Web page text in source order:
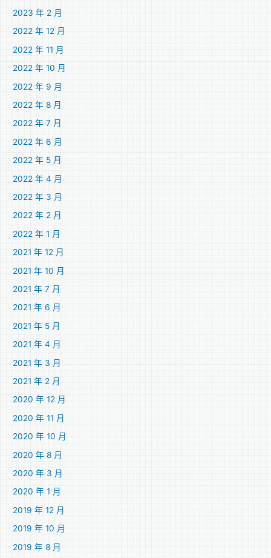
2023 年 2 月
2022 年 12 月
2022 年 11 月
2022 年 10 月
2022 年 9 月
2022 年 8 月
2022 年 7 月
2022 年 6 月
2022 年 5 月
2022 年 4 月
2022 年 3 月
2022 年 2 月
2022 年 1 月
2021 年 12 月
2021 年 10 月
2021 年 7 月
2021 年 6 月
2021 年 5 月
2021 年 4 月
2021 年 3 月
2021 年 2 月
2020 年 12 月
2020 年 11 月
2020 年 10 月
2020 年 8 月
2020 年 3 月
2020 年 1 月
2019 年 12 月
2019 年 10 月
2019 年 8 月